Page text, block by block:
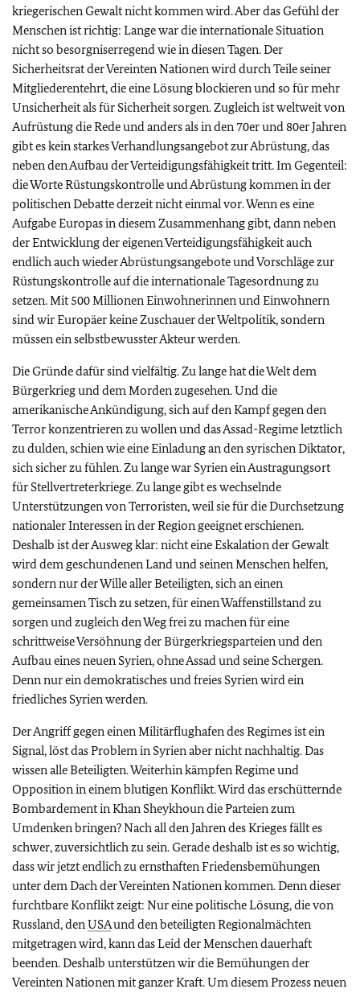
kriegerischen Gewalt nicht kommen wird. Aber das Gefühl der
Menschen ist richtig: Lange war die internationale Situation
nicht so besorgniserregend wie in diesen Tagen. Der
Sicherheitsrat der Vereinten Nationen wird durch Teile seiner
Mitgliederentehrt, die eine Lösung blockieren und so für mehr
Unsicherheit als für Sicherheit sorgen. Zugleich ist weltweit von
Aufrüstung die Rede und anders als in den 70er und 80er Jahren
gibt es kein starkes Verhandlungsangebot zur Abrüstung, das
neben den Aufbau der Verteidigungsfähigkeit tritt. Im Gegenteil:
die Worte Rüstungskontrolle und Abrüstung kommen in der
politischen Debatte derzeit nicht einmal vor. Wenn es eine
Aufgabe Europas in diesem Zusammenhang gibt, dann neben
der Entwicklung der eigenen Verteidigungsfähigkeit auch
endlich auch wieder Abrüstungsangebote und Vorschläge zur
Rüstungskontrolle auf die internationale Tagesordnung zu
setzen. Mit 500 Millionen Einwohnerinnen und Einwohnern
sind wir Europäer keine Zuschauer der Weltpolitik, sondern
müssen ein selbstbewusster Akteur werden.
Die Gründe dafür sind vielfältig. Zu lange hat die Welt dem
Bürgerkrieg und dem Morden zugesehen. Und die
amerikanische Ankündigung, sich auf den Kampf gegen den
Terror konzentrieren zu wollen und das Assad-Regime letztlich
zu dulden, schien wie eine Einladung an den syrischen Diktator,
sich sicher zu fühlen. Zu lange war Syrien ein Austragungsort
für Stellvertreterkriege. Zu lange gibt es wechselnde
Unterstützungen von Terroristen, weil sie für die Durchsetzung
nationaler Interessen in der Region geeignet erschienen.
Deshalb ist der Ausweg klar: nicht eine Eskalation der Gewalt
wird dem geschundenen Land und seinen Menschen helfen,
sondern nur der Wille aller Beteiligten, sich an einen
gemeinsamen Tisch zu setzen, für einen Waffenstillstand zu
sorgen und zugleich den Weg frei zu machen für eine
schrittweise Versöhnung der Bürgerkriegsparteien und den
Aufbau eines neuen Syrien, ohne Assad und seine Schergen.
Denn nur ein demokratisches und freies Syrien wird ein
friedliches Syrien werden.
Der Angriff gegen einen Militärflughafen des Regimes ist ein
Signal, löst das Problem in Syrien aber nicht nachhaltig. Das
wissen alle Beteiligten. Weiterhin kämpfen Regime und
Opposition in einem blutigen Konflikt. Wird das erschütternde
Bombardement in Khan Sheykhoun die Parteien zum
Umdenken bringen? Nach all den Jahren des Krieges fällt es
schwer, zuversichtlich zu sein. Gerade deshalb ist es so wichtig,
dass wir jetzt endlich zu ernsthaften Friedensbemühungen
unter dem Dach der Vereinten Nationen kommen. Denn dieser
furchtbare Konflikt zeigt: Nur eine politische Lösung, die von
Russland, denUSAund den beteiligten Regionalmächten
mitgetragen wird, kann das Leid der Menschen dauerhaft
beenden. Deshalb unterstützen wir die Bemühungen der
Vereinten Nationen mit ganzer Kraft. Um diesem Prozess neuen